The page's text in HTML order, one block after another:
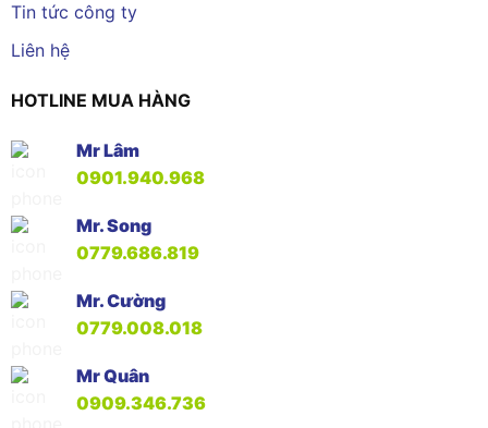
Tin tức công ty
Liên hệ
HOTLINE MUA HÀNG
Mr Lâm
0901.940.968
Mr. Song
0779.686.819
Mr. Cường
0779.008.018
Mr Quân
0909.346.736